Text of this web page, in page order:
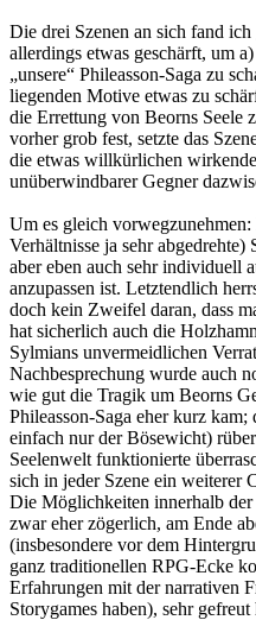
Die drei Szenen an sich fand
allerdings etwas geschärft, um
„unsere“ Phileasson-Saga zu
liegenden Motive etwas zu
die Errettung von Beorns Seele
vorher grob fest, setzte das
die etwas willkürlichen
unüberwindbarer Gegner
Um es gleich
Verhältnisse ja sehr
aber eben auch sehr individuell
anzupassen ist. Letztendlich
doch kein Zweifel daran, dass
hat sicherlich auch die
Sylmians unvermeidlichen
Nachbesprechung wurde auch
wie gut die Tragik um Beorns
Phileasson-Saga eher kurz
einfach nur der Bösewicht)
Seelenwelt funktionierte
sich in jeder Szene ein weiterer
Die Möglichkeiten innerhalb
zwar eher zögerlich, am Ende
(insbesondere vor dem
ganz traditionellen RPG-Ecke
Erfahrungen mit der narrativen
Storygames haben), sehr gefreut